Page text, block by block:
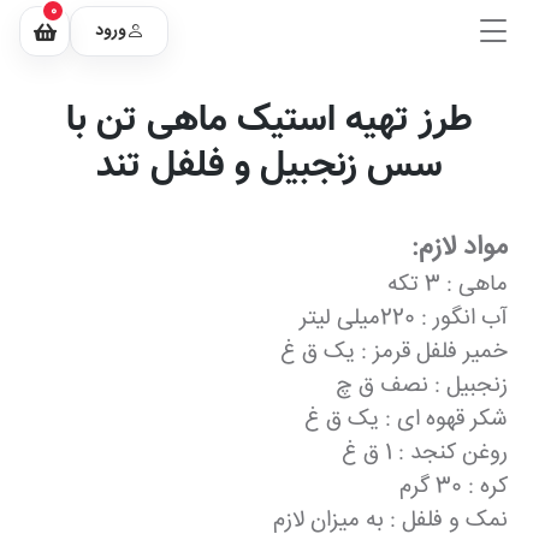
ورود
0
طرز تهیه استیک ماهی تن با
سس زنجبیل و فلفل تند
مواد لازم:
ماهی : 3 تکه
آب انگور : 220میلی لیتر
خمیر فلفل قرمز : یک ق غ
زنجبیل : نصف ق چ
شکر قهوه ای : یک ق غ
روغن کنجد : 1 ق غ
کره : 30 گرم
نمک و فلفل : به میزان لازم